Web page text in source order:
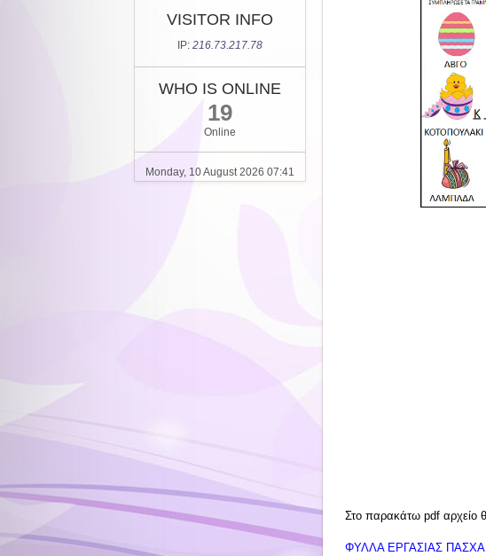
Στο παρακάτω pdf αρχείο
ΦΥΛΛΑ ΕΡΓΑΣΙΑΣ ΠΑΣΧΑ
VISITOR INFO
IP: 216.73.217.78
WHO IS ONLINE
19
Online
Monday, 10 August 2026 07:41